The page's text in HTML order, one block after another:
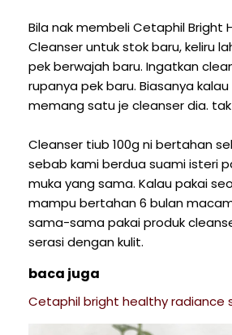
Bila nak membeli Cetaphil Bright
Cleanser untuk stok baru, keliru
pek berwajah baru. Ingatkan
rupanya pek baru. Biasanya
memang satu je cleanser dia.
Cleanser tiub 100g ni bertahan
sebab kami berdua suami isteri
muka yang sama. Kalau pakai
mampu bertahan 6 bulan
sama-sama pakai produk
serasi dengan kulit.
baca juga
Cetaphil bright healthy radiance